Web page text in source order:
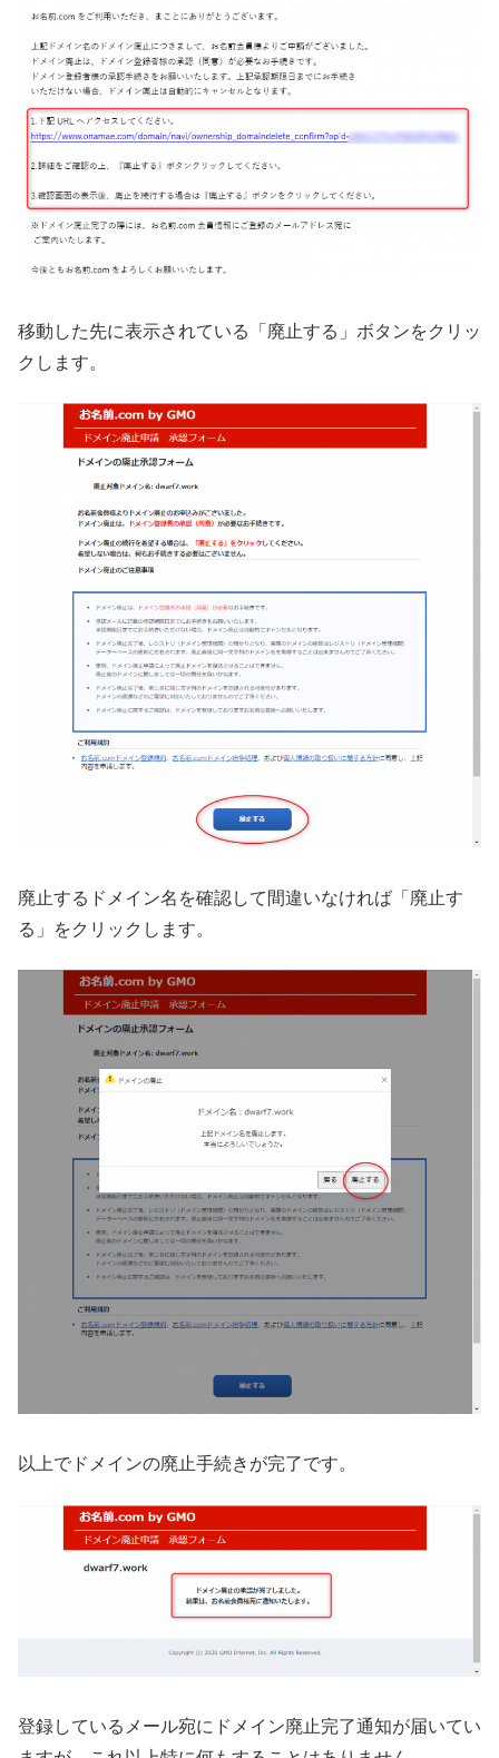
移動した先に表示されている「廃止する」ボタンをクリッ
クします。
廃止するドメイン名を確認して間違いなければ「廃止す
る」をクリックします。
以上でドメインの廃止手続きが完了です。
登録しているメール宛にドメイン廃止完了通知が届いてい